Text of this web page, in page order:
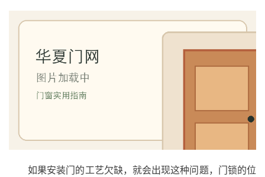
如果安装门的工艺欠缺，就会出现这种问题，门锁的位